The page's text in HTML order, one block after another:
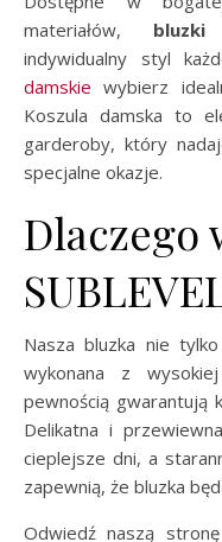
materiałów, bluzki
indywidualny styl
damskie wybierz
Koszula damska to
garderoby, który
specjalne okazje.
Dlaczego
Nasza bluzka nie
wykonana z
pewnością gwarantują
Delikatna i
cieplejsze dni, a
zapewnią, że bluzka
Odwiedź naszą